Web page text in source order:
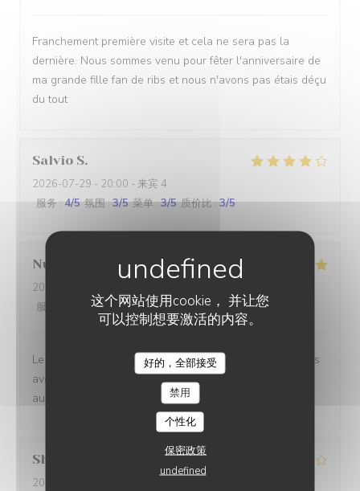
这个网站使用cookie， 并让您
可以控制想要激活的内容。
好的，全部接受
禁用
个性化
保密政策
undefined
Franchement première visite et cela ne sera pas la
dernière. Nous sommes venu pour fêter l'anniversaire de
ma grande fille fan de ribs et nous n'avons pas étais déçu
du tout
Salvio S
2026-07-29 - 20:00 - 来宾 4
服务:4/5 氛围:3/5 菜单:3/5 质价比:3/5
Nutz
2026-07-31
服务
氛围 /5 菜单:4/5 质价比 /5
Le personnel est très sympathique et communicatif, nous
avons rapidement été servis et les plats sont toujours
aussi bons. On ne se lassera jamais de ces frites !
Shadi
2026-07-27
STEAKHOUSE DISTRICT